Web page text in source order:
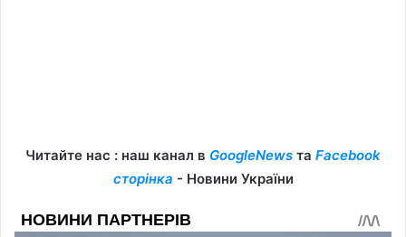
Читайте нас : наш канал в GoogleNews та Facebook
сторінка - Новини України